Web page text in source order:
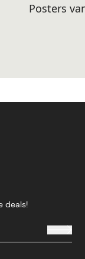
Posters
deals!